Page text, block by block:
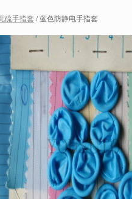
硫手指套 / 蓝色防静电手指套